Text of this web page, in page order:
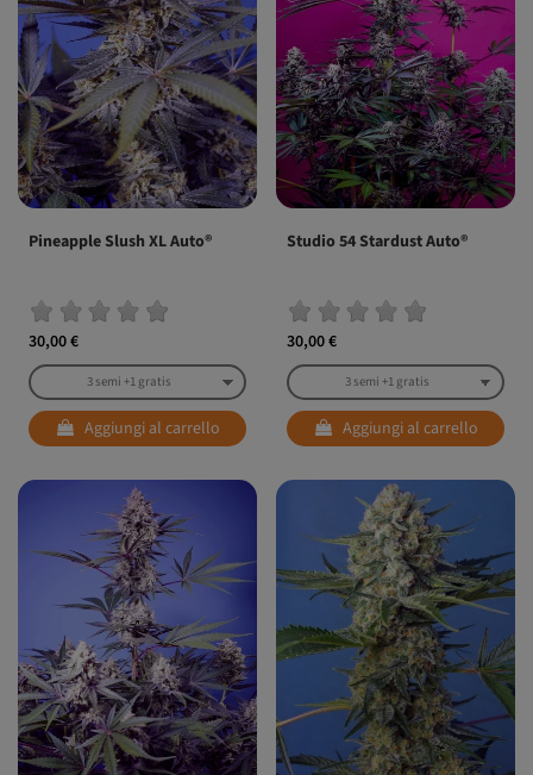
Pineapple Slush XL Auto®
30,00 €
Aggiungi al carrello
Studio 54 Stardust Auto®
30,00 €
Aggiungi al carrello